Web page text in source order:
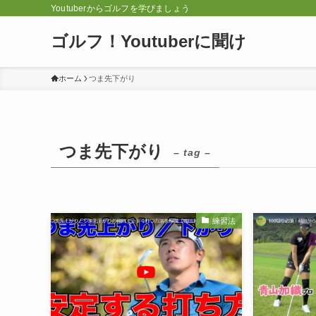
Youtuberからゴルフを学びましょう
ゴルフ！Youtuberに聞け
ホーム つま先下がり
つま先下がり – tag –
練習法